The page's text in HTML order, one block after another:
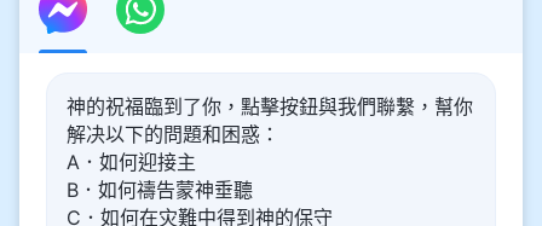
你想了解主再來的奥秘，喜迎主重歸嗎？以下内容將為你帶
來幫助。請點擊進入閲讀、觀看！
通過Messenger與我們聯繫
神的祝福臨到了你，點擊按鈕與我們聯繫，幫你
解决以下的問題和困惑：
A．如何迎接主
B．如何禱告蒙神垂聽
C．如何在灾難中得到神的保守